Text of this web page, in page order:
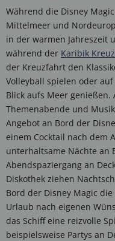
Während die Disney
Mittelmeer und
in der warmen Jahreszeit
während der Karibik
der Kreuzfahrt den
Volleyball spielen oder
Blick aufs Meer genießen.
Themenabende und
Angebot an Bord der
einem Cocktail nach dem
unterhaltsame Nächte an
Abendspaziergang an
Diskothek ziehen
Bord der Disney Magic
Urlaub nach eigenen
das Schiff eine reizvolle
beispielsweise Partys an